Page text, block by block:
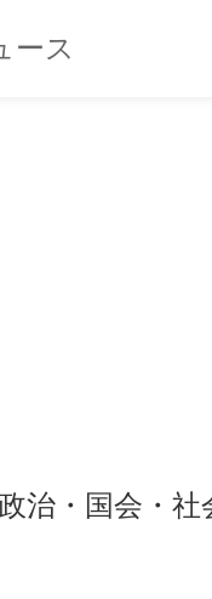
ース
治・国会・社